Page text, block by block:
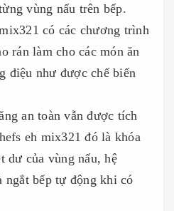
vùng nấu trên bếp.
có các chương trình
rán làm cho các món ăn
điệu như được chế biến
an toàn vẫn được tích
eh mix321 đó là khóa
dư của vùng nấu, hệ
ngắt bếp tự động khi có